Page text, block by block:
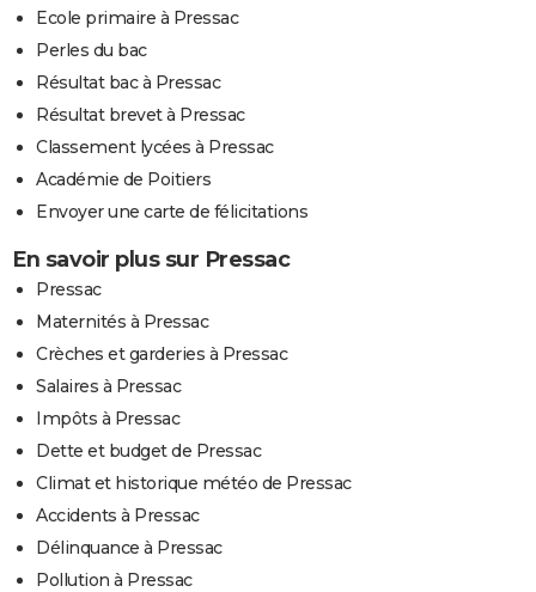
Ecole primaire à Pressac
Perles du bac
Résultat bac à Pressac
Résultat brevet à Pressac
Classement lycées à Pressac
Académie de Poitiers
Envoyer une carte de félicitations
En savoir plus sur Pressac
Pressac
Maternités à Pressac
Crèches et garderies à Pressac
Salaires à Pressac
Impôts à Pressac
Dette et budget de Pressac
Climat et historique météo de Pressac
Accidents à Pressac
Délinquance à Pressac
Pollution à Pressac